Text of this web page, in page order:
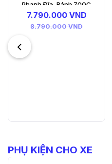
- Phanh Đĩa, Bánh 700C
9.990.000 VND
PHỤ KIỆN CHO XE